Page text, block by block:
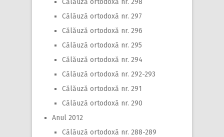
Călăuză ortodoxă nr. 298
Călăuză ortodoxă nr. 297
Călăuză ortodoxă nr. 296
Călăuză ortodoxă nr. 295
Călăuză ortodoxă nr. 294
Călăuză ortodoxă nr. 292-293
Călăuză ortodoxă nr. 291
Călăuză ortodoxă nr. 290
Anul 2012
Călăuză ortodoxă nr. 288-289